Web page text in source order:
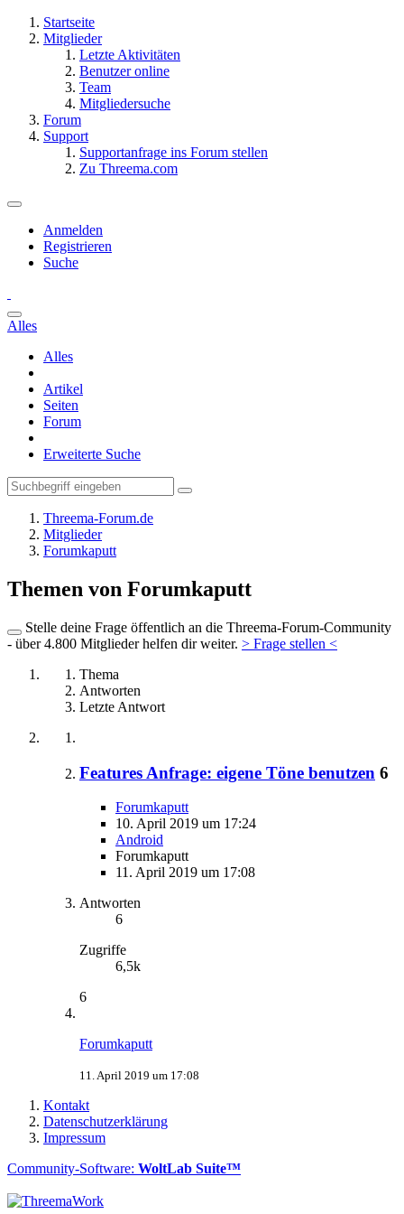
Startseite
Mitglieder
Letzte Aktivitäten
Benutzer online
Team
Mitgliedersuche
Forum
Support
Supportanfrage ins Forum stellen
Zu Threema.com
Anmelden
Registrieren
Suche
Alles
Alles
Artikel
Seiten
Forum
Erweiterte Suche
Threema-Forum.de
Mitglieder
Forumkaputt
Themen von Forumkaputt
Stelle deine Frage öffentlich an die Threema-Forum-Community
- über 4.800 Mitglieder helfen dir weiter. > Frage stellen <
Thema
Antworten
Letzte Antwort
Features Anfrage: eigene Töne benutzen 6
Forumkaputt
10. April 2019 um 17:24
Android
Forumkaputt
11. April 2019 um 17:08
Antworten
6
Zugriffe
6,5k
6
Forumkaputt
11. April 2019 um 17:08
Kontakt
Datenschutzerklärung
Impressum
Community-Software: WoltLab Suite™